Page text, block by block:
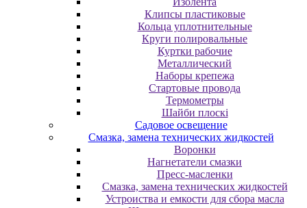
Клипсы пластиковые
Кольца уплотнительные
Круги полировальные
Куртки рабочие
Металлический
Наборы крепежа
Стартовые провода
Термометры
Шайби плоскі
Садовое освещение
Смазка, замена технических жидкостей
Воронки
Нагнетатели смазки
Пресс-масленки
Смазка, замена технических жидкостей
Устроиства и емкости для сбора масла